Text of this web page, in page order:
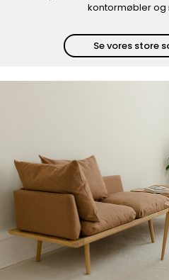
kontormøbler og
Se vores store